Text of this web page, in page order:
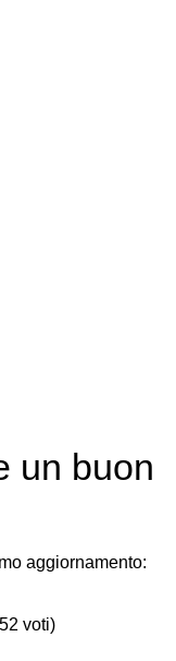
un buon
aggiornamento:
52 voti)